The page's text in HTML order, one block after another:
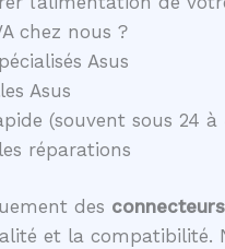
chez nous ?
Asus
Asus
(souvent sous 24 à
réparations
des
et la compatibilité.